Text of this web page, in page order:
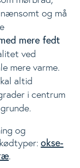
og må
mere fedt
ved
mere varme.
altid
i centrum
og
okse-
.